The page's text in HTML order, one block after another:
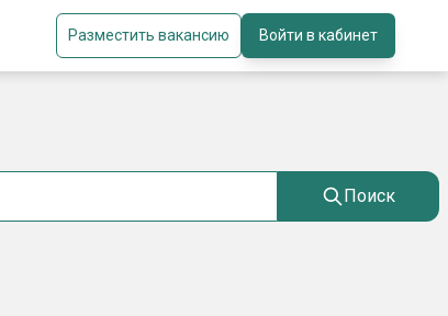
Разместить вакансию Войти в кабинет
Поиск